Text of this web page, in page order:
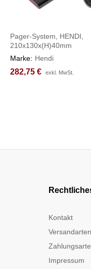
Pager-System, HENDI,
210x130x(H)40mm
Marke: Hendi
282,75 € exkl. MwSt.
282,75 € exkl. MwSt.
Kontakt
Versandarten
Impressum